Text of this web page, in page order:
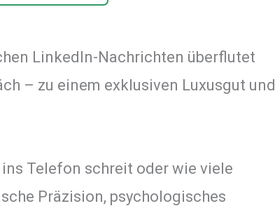
LinkedIn-Nachrichten überflutet
– zu einem exklusiven Luxusgut und
Telefon schreit oder wie viele
Präzision, psychologisches